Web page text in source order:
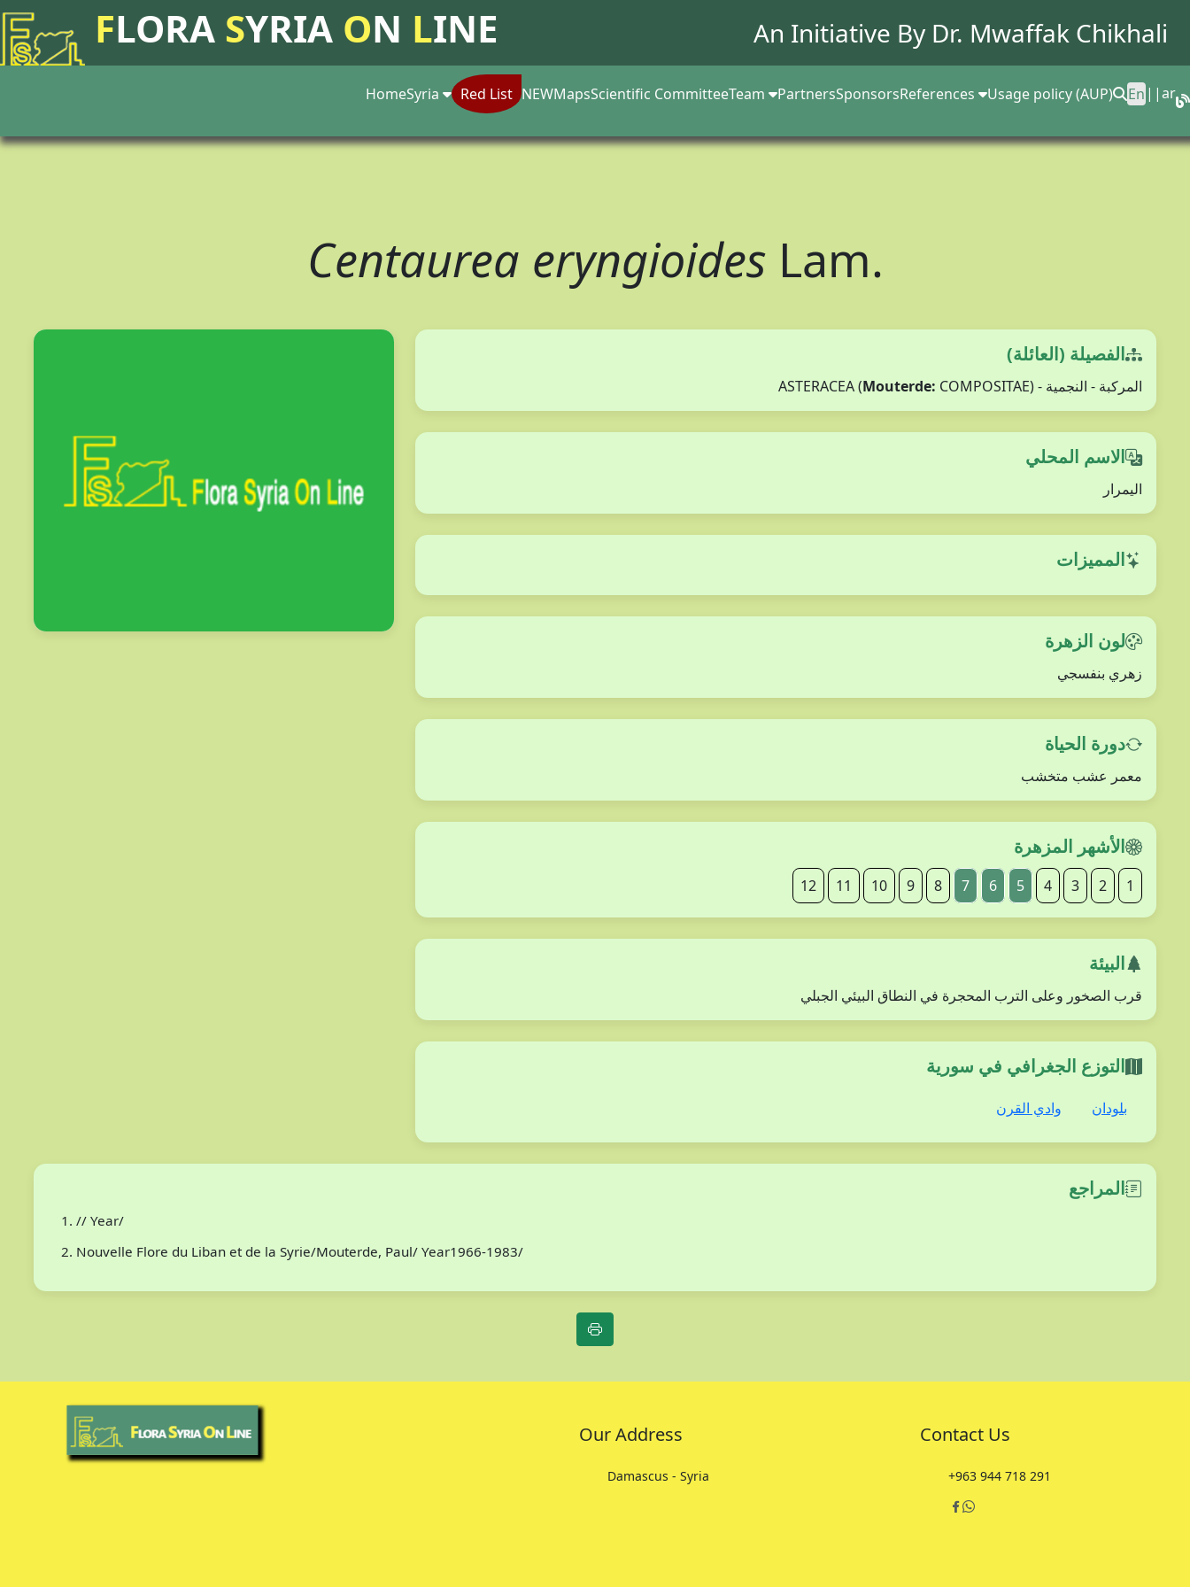
FLORA SYRIA ON LINE An Initiative By Dr. Mwaffak Chikhali
HomeSyria Red List NEWMapsScientific CommitteeTeam PartnersSponsorsReferences Usage policy (AUP) En ||ar
Centaurea eryngioides Lam.
الفصيلة (العائلة)
المركبة - النجمية - ASTERACEA ( Mouterde: COMPOSITAE)
الاسم المحلي
اليمرار
المميزات
لون الزهرة
زهري بنفسجي
دورة الحياة
معمر عشب متخشب
الأشهر المزهرة
1
2
3
4
5
6
7
8
9
10
11
12
البيئة
قرب الصخور وعلى الترب المحجرة في النطاق البيئي الجبلي
التوزع الجغرافي في سورية
بلودان وادي القرن
المراجع
// Year/
Nouvelle Flore du Liban et de la Syrie/Mouterde, Paul/ Year1966-1983/
Our Address
Damascus - Syria
Contact Us
+963 944 718 291